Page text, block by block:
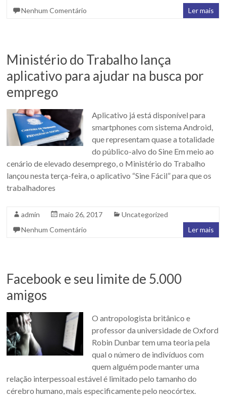
Nenhum Comentário
Ler mais
Ministério do Trabalho lança
aplicativo para ajudar na busca por
emprego
Aplicativo já está disponível para
smartphones com sistema Android,
que representam quase a totalidade
do público-alvo do Sine Em meio ao
cenário de elevado desemprego, o Ministério do Trabalho
lançou nesta terça-feira, o aplicativo “Sine Fácil” para que os
trabalhadores
admin maio 26, 2017
Uncategorized
Nenhum Comentário
Ler mais
Facebook e seu limite de 5.000
amigos
O antropologista britânico e
professor da universidade de Oxford
Robin Dunbar tem uma teoria pela
qual o número de indivíduos com
quem alguém pode manter uma
relação interpessoal estável é limitado pelo tamanho do
cérebro humano, mais especificamente pelo neocórtex.